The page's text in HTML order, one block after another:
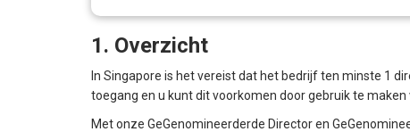
1. Overzicht
In Singapore is het vereist dat het bedrijf ten minste 1
toegang en u kunt dit voorkomen door gebruik te maken
Met onze GeGenomineerderde Director en